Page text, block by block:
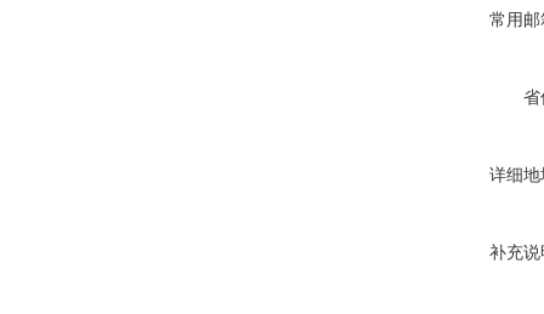
常用邮
省
详细地
补充说